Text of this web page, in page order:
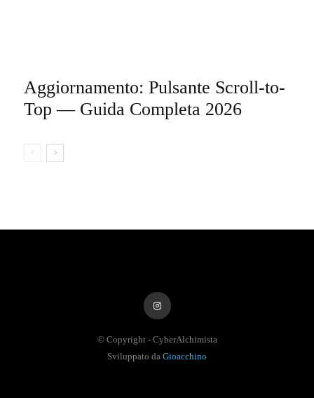
Aggiornamento: Pulsante Scroll-to-
Top — Guida Completa 2026
© Copyright - CyberAlchimista
Sviluppato da Gioacchino